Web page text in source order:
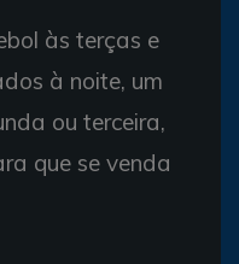
às terças e
à noite, um
ou terceira,
que se venda